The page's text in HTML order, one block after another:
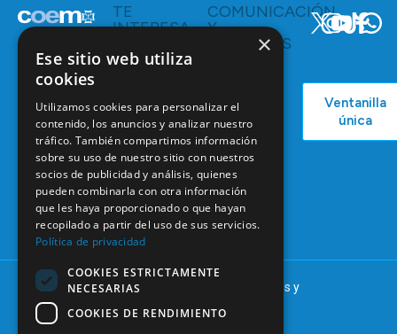
C/ Mauricio
Legendre,
28046
Madrid
91 561 29 05
informacion@coem.org.es
TE
INTERESA
Ventajas
Empleo
Formación
Continuada
Tablón de
anuncios
COMUNICACIÓN
Y
RECURSOS
Podcast
Actualidad
Ventanilla
única
© 2025 – COEM – Colegio Oficial de Odontólogos y
Estomatólogos de la I región
×
Ese sitio web utiliza
cookies
Utilizamos cookies para personalizar el
contenido, los anuncios y analizar nuestro
tráfico. También compartimos información
sobre su uso de nuestro sitio con nuestros
socios de publicidad y análisis, quienes
pueden combinarla con otra información
que les haya proporcionado o que hayan
recopilado a partir del uso de sus servicios.
Política de privacidad
COOKIES ESTRICTAMENTE
NECESARIAS
COOKIES DE RENDIMIENTO